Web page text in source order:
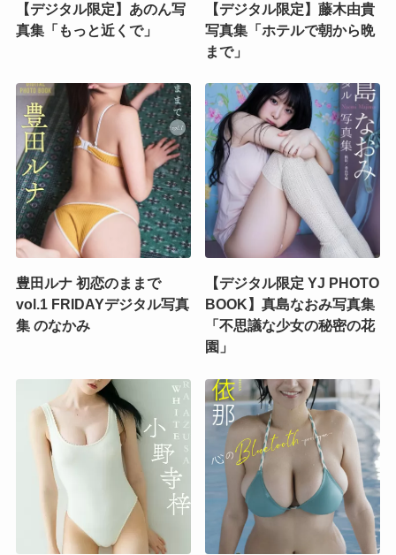
【デジタル限定】あのん写
真集「もっと近くで」
【デジタル限定】藤木由貴
写真集「ホテルで朝から晩
まで」
豊田ルナ 初恋のままで
vol.1 FRIDAYデジタル写真
集 のなかみ
【デジタル限定 YJ PHOTO
BOOK】真島なおみ写真集
「不思議な少女の秘密の花
園」